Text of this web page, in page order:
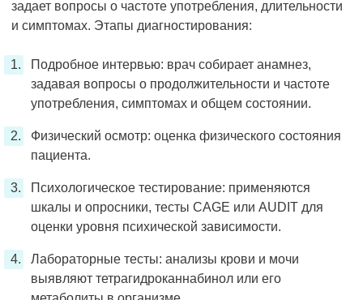
задает вопросы о частоте употребления, длительности
и симптомах. Этапы диагностирования:
Подробное интервью: врач собирает анамнез,
задавая вопросы о продолжительности и частоте
употребления, симптомах и общем состоянии.
Физический осмотр: оценка физического состояния
пациента.
Психологическое тестирование: применяются
шкалы и опросники, тесты CAGE или AUDIT для
оценки уровня психической зависимости.
Лабораторные тесты: анализы крови и мочи
выявляют тетрагидроканнабинол или его